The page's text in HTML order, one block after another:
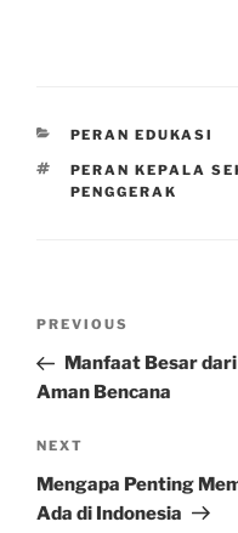
CATEGORIES
PERAN EDUKASI
TAGS
PERAN KEPALA
PENGGERAK
Previous
Post
PREVIOUS
Manfaat Besar
Aman Bencana
Next
Post
NEXT
Mengapa Penting
Ada di Indonesia